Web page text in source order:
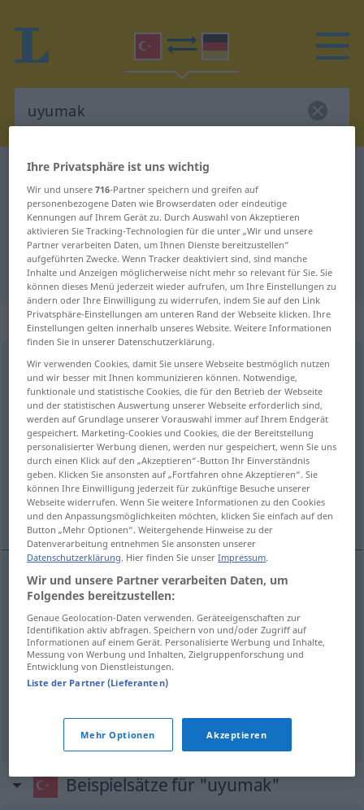
Türkisch-Deutsch Wörterbuch
Türkisch-Deutsch Übersetzung für
"uyumak"
"uyumak" Deutsch Übersetzung
„uyumak“: geçişsiz fiil
uyumakv/i
Übersicht aller Übersetzungen
(Für mehr Details die Übersetzung anklicken/antippen)
schlafen, unter Narkose sein, nicht von der
Stelle kommen
stagnieren
schlafen uyumak
unterNarkosesein uyumak
nicht von derStelle kommen
Beispielsätze für "uyumak"
Ihre Privatsphäre ist uns wichtig
Wir und unsere716-Partner speichern und greifen auf
personenbezogene Daten wie Browserdaten oder eindeutige
Kennungen auf Ihrem Gerät zu. Durch Auswahl von Akzeptieren
aktivieren Sie Tracking-Technologien für die unter „Wir und unsere
Partner verarbeiten Daten, um Ihnen Dienste bereitzustellen“
aufgeführten Zwecke. Wenn Tracker deaktiviert sind, sind manche
Inhalte und Anzeigen möglicherweise nicht mehr so relevant für Sie. Sie
können dieses Menü jederzeit wieder aufrufen, um Ihre Einstellungen zu
ändern oder Ihre Einwilligung zu widerrufen, indem Sie auf den Link
Privatsphäre-Einstellungen am unteren Rand der Webseite klicken. Ihre
Einstellungen gelten innerhalb unseres Website. Weitere Informationen
finden Sie in unserer Datenschutzerklärung.
Wir verwenden Cookies, damit Sie unsere Webseite bestmöglich nutzen
und wir besser mit Ihnen kommunizieren können. Notwendige,
funktionale und statistische Cookies, die für den Betrieb der Webseite
und der statistischen Auswertung unserer Webseite erforderlich sind,
werden auf Grundlage unserer Vorauswahl immer auf Ihrem Endgerät
gespeichert. Marketing-Cookies und Cookies, die der Bereitstellung
personalisierter Werbung dienen, werden nur gespeichert, wenn Sie uns
durch einen Klick auf den „Akzeptieren“-Button Ihr Einverständnis
geben. Klicken Sie ansonsten auf „Fortfahren ohne Akzeptieren“. Sie
können Ihre Einwilligung jederzeit für zukünftige Besuche unserer
Webseite widerrufen. Wenn Sie weitere Informationen zu den Cookies
und den Anpassungsmöglichkeiten möchten, klicken Sie einfach auf den
Button „Mehr Optionen“. Weitergehende Hinweise zu der
Datenverarbeitung entnehmen Sie ansonsten unserer
Datenschutzerklärung. Hier finden Sie unserImpressum.
Wir und unsere Partner verarbeiten Daten, um
Folgendes bereitzustellen:
Genaue Geolocation-Daten verwenden. Geräteeigenschaften zur
Identifikation aktiv abfragen. Speichern von und/oder Zugriff auf
Informationen auf einem Gerät. Personalisierte Werbung und Inhalte,
Messung von Werbung und Inhalten, Zielgruppenforschung und
Entwicklung von Dienstleistungen.
Liste der Partner (Lieferanten)
Mehr Optionen Akzeptieren